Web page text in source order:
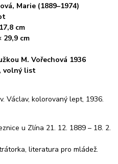
Marie (1889–1974)
cm
29,9 cm
M. Vořechová 1936
volný list
Václav, kolorovaný lept, 1936.
u Zlína 21. 12. 1889 – 18. 2.
literatura pro mládež.